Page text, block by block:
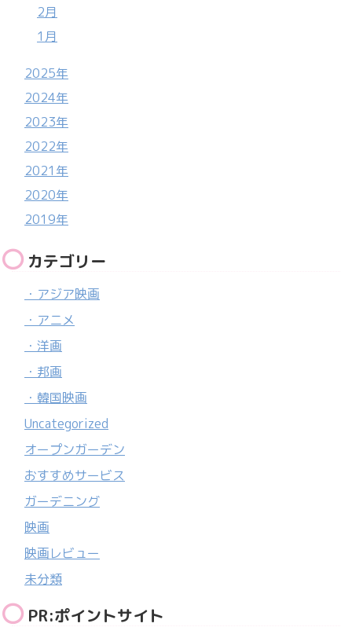
2月
1月
2025年
2024年
2023年
2022年
2021年
2020年
2019年
カテゴリー
・アジア映画
・アニメ
・洋画
・邦画
・韓国映画
Uncategorized
オープンガーデン
おすすめサービス
ガーデニング
映画
映画レビュー
未分類
PR:ポイントサイト